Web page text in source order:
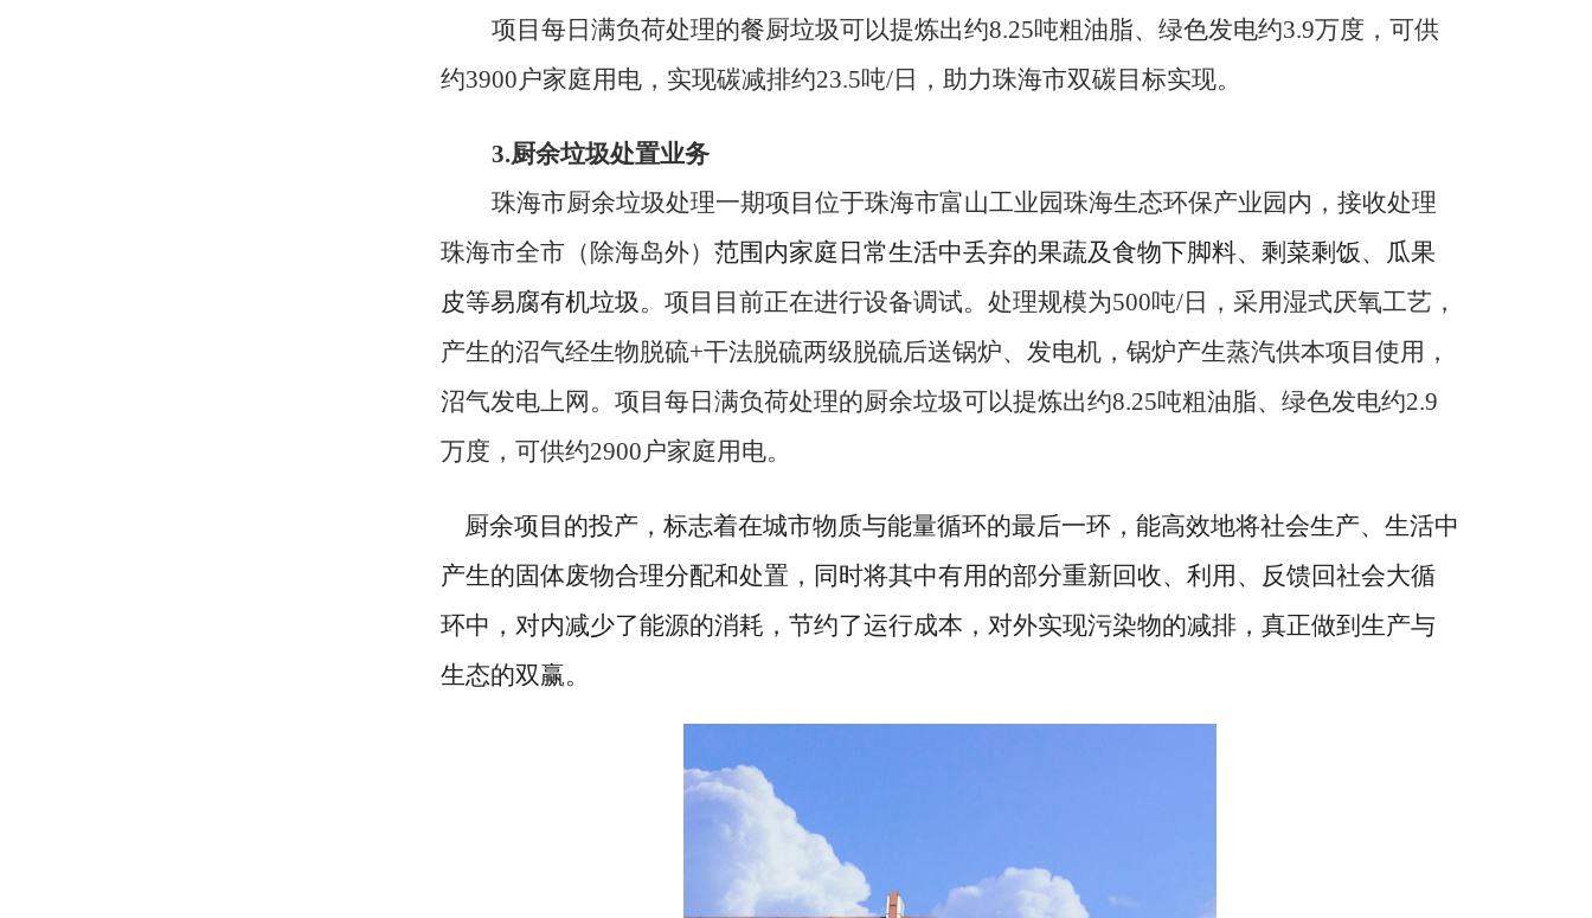
项目每日 满负荷处理的餐厨垃圾可以提炼出约8.25吨粗油脂、 绿色发电约3.9万度，可供
约3900户家庭用电， 实现碳减排约23.5吨/日 ，助力珠海市双碳目标实现。
3.厨余垃圾处置业务
珠海市厨余垃圾处理一期项目位于珠海市富山工业园珠海生态环保产业园内 ， 接收处理
珠海市全市（除海岛外） 范围内家庭日常生活中丢弃的果蔬及食物下脚料、剩菜剩饭、瓜果
皮等易腐有机垃圾。项目目前正在进行设备调试。 处理规模为500吨/日 ， 采用湿式厌氧工艺，
产生的沼气经生物脱硫+干法脱硫两级脱硫后送锅炉、发电机，锅炉产生蒸汽供本项目使用，
沼气发电上网 。 项目每日 满负荷处理的厨余垃圾可以提炼出约8.25吨粗油脂、 绿色发电约2.9
万度，可供约2900户家庭用电。
厨余项目的投产，标志着在城市物质与能量循环的最后一环，能高效地将社会生产、生活中
产生的固体废物合理分配和处置，同时将其中有用的部分重新回收、利用、反馈回社会大循
环中，对内减少了能源的消耗，节约了运行成本，对外实现污染物的减排，真正做到生产与
生态的双赢。